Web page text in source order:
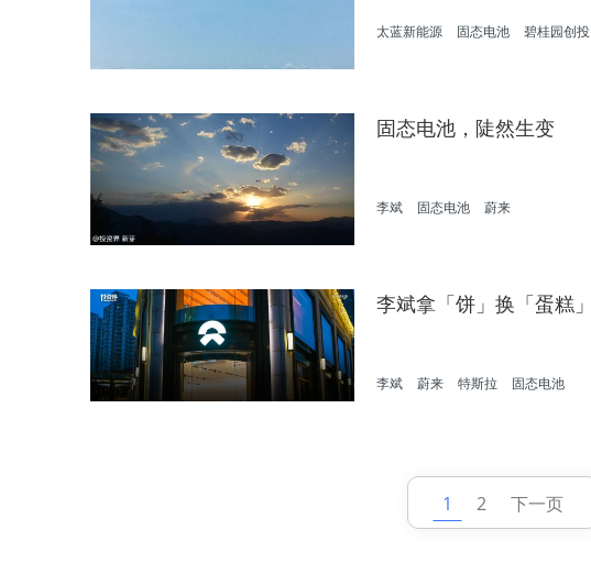
太蓝新能源 固态电池 碧桂园创投
固态电池，陡然生变
李斌 固态电池 蔚来
李斌拿「饼」换「蛋糕」
李斌 蔚来 特斯拉 固态电池
1 2 下一页